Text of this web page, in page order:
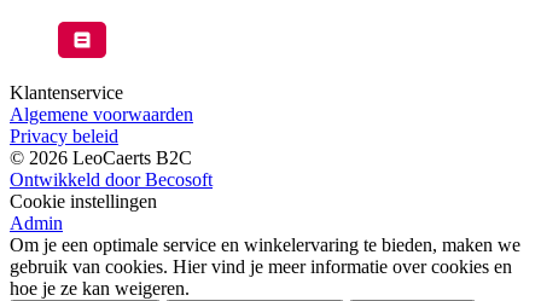
Klantenservice
Algemene voorwaarden
Privacy beleid
© 2026 LeoCaerts B2C
Ontwikkeld door Becosoft
Cookie instellingen
Admin
Om je een optimale service en winkelervaring te bieden, maken we
gebruik van cookies. Hier vind je meer informatie over cookies en
hoe je ze kan weigeren.